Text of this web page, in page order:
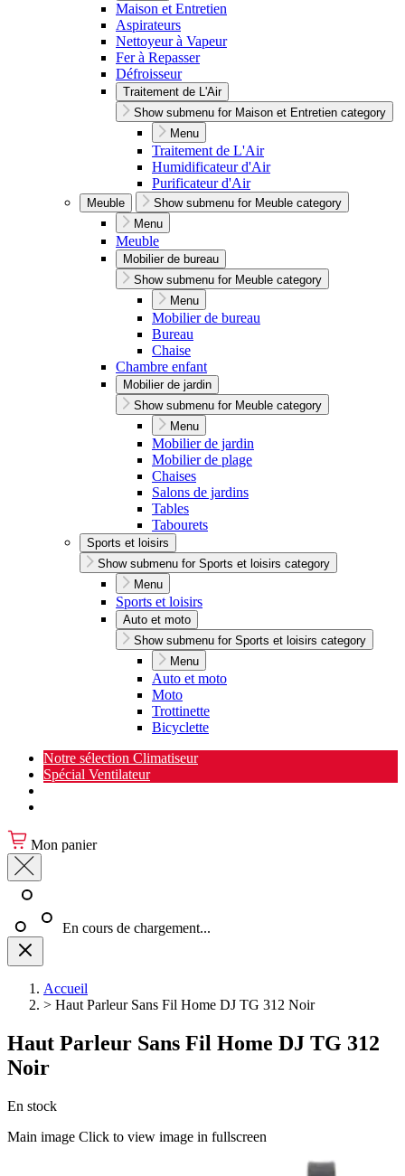
Maison et Entretien
Aspirateurs
Nettoyeur à Vapeur
Fer à Repasser
Défroisseur
Traitement de L'Air
Show submenu for Maison et Entretien category
Menu
Traitement de L'Air
Humidificateur d'Air
Purificateur d'Air
Meuble
Show submenu for Meuble category
Menu
Meuble
Mobilier de bureau
Show submenu for Meuble category
Menu
Mobilier de bureau
Bureau
Chaise
Chambre enfant
Mobilier de jardin
Show submenu for Meuble category
Menu
Mobilier de jardin
Mobilier de plage
Chaises
Salons de jardins
Tables
Tabourets
Sports et loisirs
Show submenu for Sports et loisirs category
Menu
Sports et loisirs
Auto et moto
Show submenu for Sports et loisirs category
Menu
Auto et moto
Moto
Trottinette
Bicyclette
Notre sélection Climatiseur
Spécial Ventilateur
Mon panier
En cours de chargement...
Accueil
> Haut Parleur Sans Fil Home DJ TG 312 Noir
Haut Parleur Sans Fil Home DJ TG 312
Noir
En stock
Main image Click to view image in fullscreen